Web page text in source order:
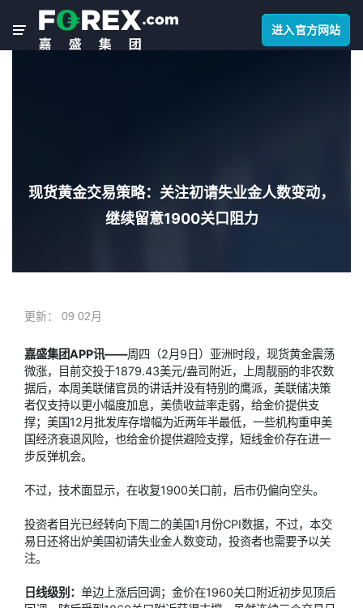
进入官方网站
现货黄金交易策略：关注初请失业金人数变动，
继续留意1900关口阻力
更新： 09 02月
嘉盛集团APP讯——周四（2月9日）亚洲时段， 现货黄金震荡
微涨，目前交投于1879.43美元/盎司附近，上周靓丽的非农数
据后，本周美联储官员的讲话并没有特别的鹰派，美联储决策
者仅支持以更小幅度加息，美债收益率走弱，给金价提供支
撑；美国12月批发库存增幅为近两年半最低，一些机构重申美
国经济衰退风险，也给金价提供避险支撑，短线金价存在进一
步反弹机会。
不过，技术面显示，在收复1900关口前，后市仍偏向空头。
投资者目光已经转向下周二的美国1月份CPI数据，不过，本交
易日还将出炉美国初请失业金人数变动，投资者也需要予以关
注。
日线级别： 单边上涨后回调；金价在1960关口附近初步见顶后